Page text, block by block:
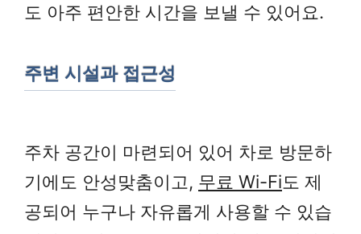
도 아주 편안한 시간을 보낼 수 있어요.
주변 시설과 접근성
주차 공간이 마련되어 있어 차로 방문하
기에도 안성맞춤이고, 무료 Wi-Fi도 제
공되어 누구나 자유롭게 사용할 수 있습